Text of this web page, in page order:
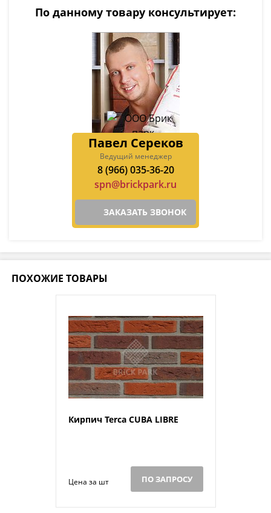
По данному товару консультирует:
Павел Сереков
Ведущий менеджер
8 (966) 035-36-20
spn@brickpark.ru
ЗАКАЗАТЬ ЗВОНОК
ПОХОЖИЕ ТОВАРЫ
Кирпич Terca CUBA LIBRE
Цена за шт ПО ЗАПРОСУ